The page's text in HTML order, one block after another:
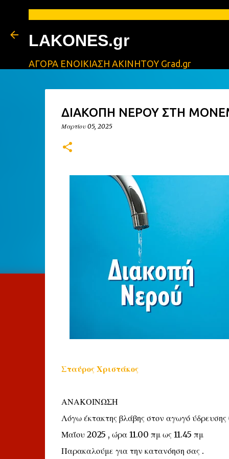
LAKONES.gr
ΑΓΟΡΑ ΕΝΟΙΚΙΑΣΗ ΑΚΙΝΗΤΟΥ Grad.gr
ΔΙΑΚΟΠΗ ΝΕΡΟΥ ΣΤΗ
Μαρτίου 05, 2025
Σταύρος Χριστάκος
ΑΝΑΚΟΙΝΩΣΗ
Λόγω έκτακτης βλάβης στον αγωγό
Μαΐου 2025 , ώρα 11.00 πμ ως 11.45 πμ
Παρακαλούμε για την κατανόηση σας .